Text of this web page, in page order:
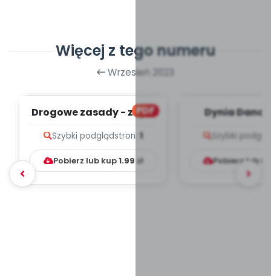
Więcej z tego numeru
Wrzesień 2023
PDF
Drogowe zasady - zapis
Szybki podglądstron: 1
Pobierz lub kup1.99 zł
Dynia Dana
Szybki
Pobierz lub